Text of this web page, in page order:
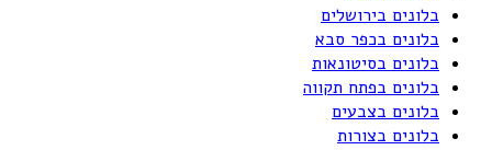
בלונים בירושלים
בלונים בכפר סבא
בלונים בסיטונאות
בלונים בפתח תקווה
בלונים בצבעים
בלונים בצורות